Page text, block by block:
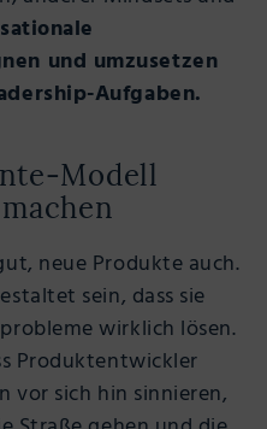
und umzusetzen
Aufgaben.
Modell
neue Produkte auch.
sein, dass sie
wirklich lösen.
Produktentwickler
vor sich hin sinnieren,